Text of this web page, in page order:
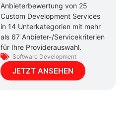
Anbieterbewertung von 25
Custom Development Services
in 14 Unterkategorien mit mehr
als 67 Anbieter-/Servicekriterien
für Ihre Providerauswahl.
Software Development
JETZT ANSEHEN